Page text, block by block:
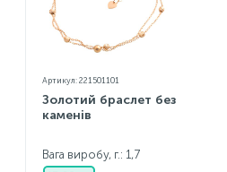
Артикул: 221501101
Золотий браслет без
каменів
Вага виробу, г.: 1,7